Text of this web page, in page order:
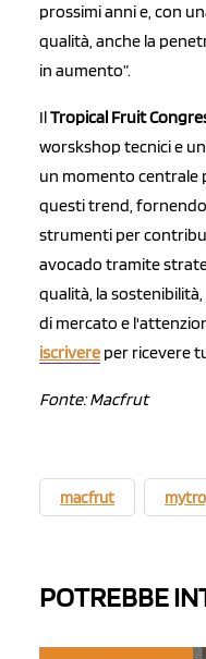
prossimi anni e, con
qualità, anche la
in aumento”.
IlTropical Fruit
worskshop tecnici e
un momento centrale
questi trend,
strumenti per
avocado tramite
qualità, la
di mercato e
iscrivere per ricevere
Fonte: Macfrut
macfrut
POTREBBE